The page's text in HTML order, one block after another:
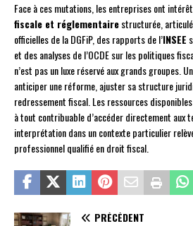
Face à ces mutations, les entreprises ont
fiscale et réglementairestructurée,
officielles de la DGFiP, des rapports de l’INSEE
et des analyses de l’OCDE sur les politiques
n’est pas un luxe réservé aux grands groupes.
anticiper une réforme, ajuster sa structure
redressement fiscal. Les ressources
à tout contribuable d’accéder directement aux
interprétation dans un contexte particulier
professionnel qualifié en droit fiscal.
PRÉCÉDENT